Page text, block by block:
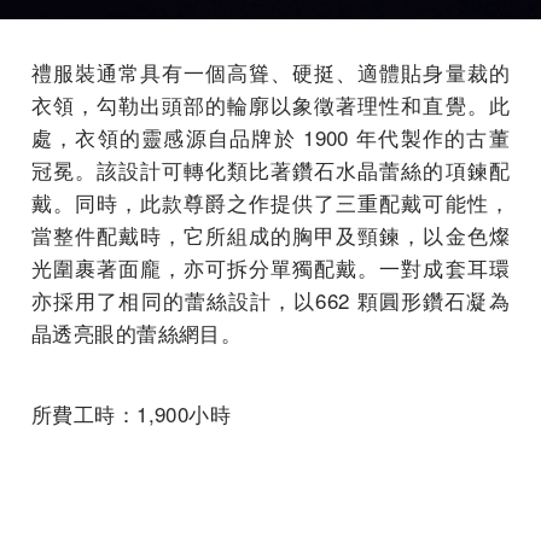
禮服裝通常具有一個高聳、硬挺、適體貼身量裁的
衣領，勾勒出頭部的輪廓以象徵著理性和直覺。此
處，衣領的靈感源自品牌於 1900 年代製作的古董
冠冕。該設計可轉化類比著鑽石水晶蕾絲的項鍊配
戴。同時，此款尊爵之作提供了三重配戴可能性，
當整件配戴時，它所組成的胸甲及頸鍊，以金色燦
光圍裹著面龐，亦可拆分單獨配戴。一對成套耳環
亦採用了相同的蕾絲設計，以662 顆圓形鑽石凝為
晶透亮眼的蕾絲網目。
所費工時：1,900小時